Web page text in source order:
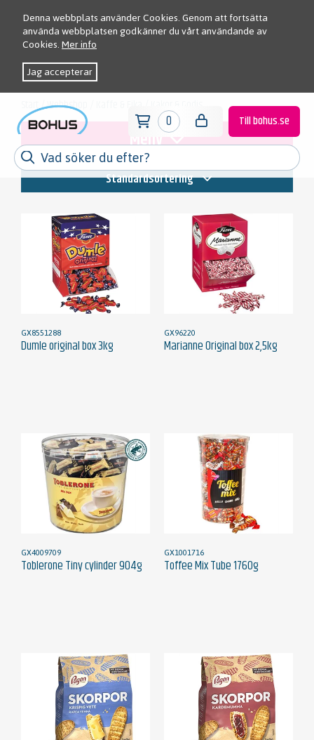
Denna webbplats använder Cookies. Genom att fortsätta
använda webbplatsen godkänner du vårt användande av
Cookies.Mer info
Jag accepterar
0 Till bohus.se
Start/Webbshop
Meny
Standardsortering
GX8551288
Dumle original box 3kg
GX96220
Marianne Original box 2,5kg
GX4009709
Toblerone Tiny cylinder 904g
GX1001716
Toffee Mix Tube 1760g